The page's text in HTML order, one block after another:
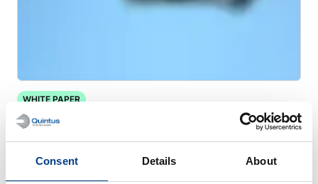
Consent Details About
WHITE PAPER
판금 성형 최적화 – 제트 엔진 배기 덕트